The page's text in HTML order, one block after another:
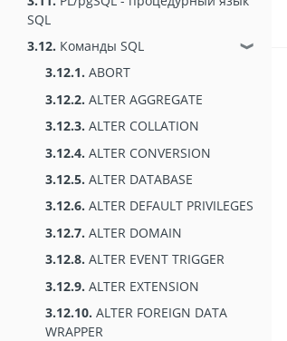
SQL
3.12. Команды SQL ❱
3.12.1. ABORT
3.12.2. ALTER AGGREGATE
3.12.3. ALTER COLLATION
3.12.4. ALTER CONVERSION
3.12.5. ALTER DATABASE
3.12.6. ALTER DEFAULT PRIVILEGES
3.12.7. ALTER DOMAIN
3.12.8. ALTER EVENT TRIGGER
3.12.9. ALTER EXTENSION
3.12.10. ALTER FOREIGN DATA
WRAPPER